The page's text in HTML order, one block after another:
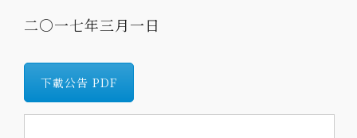
二〇一七年三月一日
下載公告 PDF